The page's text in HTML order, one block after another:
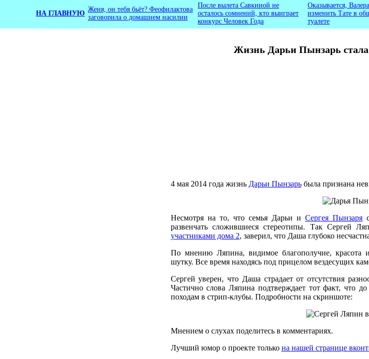
Жизнь Дарьи Пынзарь
НА ГЛАВНУЮ
Женя, он тебя бьёт? Феофилактова
заговорила о домашнем насилии
После вылета Савкиной не
осталось сомнений, кто выиграет
конкурс Человек Года
Оказывается,
изменить Тате в
туалете
4 мая 2014 года жизнь Дарьи Пынзарьбыла признана
Несмотря на то, что семья Дарьи и Сергея Пынзаря
развенчать сложившиеся стереотипы. Так Сергей
участниками дома 2, заверил, что Даша глубоко
По мнению Ляпина, видимое благополучие, красота
шутку. Все время находясь под прицелом вездесущих
Сергей уверен, что Даша страдает от отсутствия
Частично слова Ляпина подтверждает тот факт, что
походам в стрип-клубы. Подробности на скриншоте:
Мнением о слухах поделитесь в комментариях.
Лучший юмор о проекте только на нашей странице